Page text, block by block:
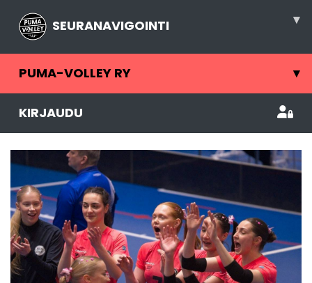
SEURANAVIGOINTI ▾
PUMA-VOLLEY RY ▾
KIRJAUDU